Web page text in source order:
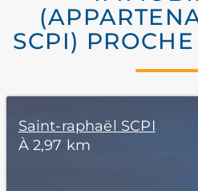
SCPI)
Saint-raphaël SCPI
À 2,97 km